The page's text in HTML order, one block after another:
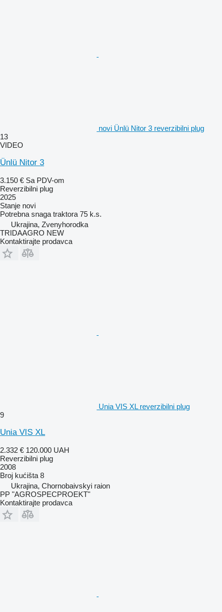
novi Ünlü Nitor 3 reverzibilni plug
13
VIDEO
Ünlü Nitor 3
3.150 € Sa PDV-om
Reverzibilni plug
2025
Stanje novi
Potrebna snaga traktora 75 k.s.
Ukrajina, Zvenyhorodka
TRIDAAGRO NEW
Kontaktirajte prodavca
Unia VIS XL reverzibilni plug
9
Unia VIS XL
2.332 € 120.000 UAH
Reverzibilni plug
2008
Broj kućišta 8
Ukrajina, Chornobaivskyi raion
PP "AGROSPECPROEKT"
Kontaktirajte prodavca